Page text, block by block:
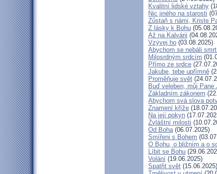
Kvalitní lidské vztahy
Nic jiného na starosti
Zůstaň s námi, Kriste
Z lásky k Bohu
Až na Kalvárii
Vzývej ho (03.08.2025)
Abychom se nebáli
Milosrdným srdcím
Přímo ze srdce
Jakube, tebe upřímně
Proměňuje svět
Buď veleben, můj
Základním zákonem
Abychom svá slova
Znamení kříže
Na její pokyn
Zvláštní milosti
Od Boha(06.07.2025)
Smířeni s Bohem
O Bohu, o bližním a o
Líbit se Bohu
Volání (19.06.2025)
Spatřit svět (15.06.2025)